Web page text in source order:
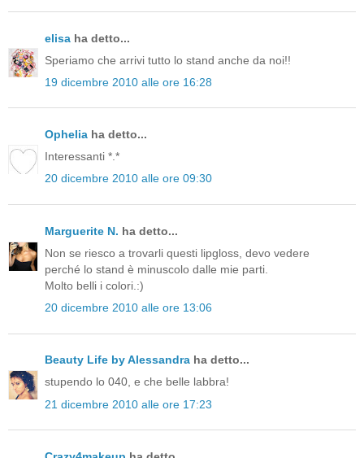
elisa ha detto...
Speriamo che arrivi tutto lo stand anche da noi!!
19 dicembre 2010 alle ore 16:28
Ophelia ha detto...
Interessanti *.*
20 dicembre 2010 alle ore 09:30
Marguerite N. ha detto...
Non se riesco a trovarli questi lipgloss, devo vedere
perché lo stand è minuscolo dalle mie parti.
Molto belli i colori.:)
20 dicembre 2010 alle ore 13:06
Beauty Life by Alessandra ha detto...
stupendo lo 040, e che belle labbra!
21 dicembre 2010 alle ore 17:23